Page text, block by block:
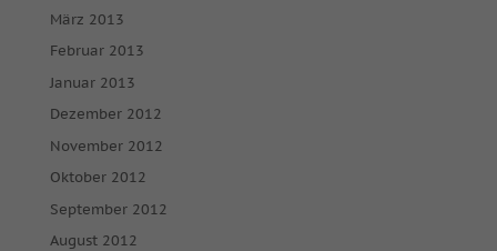
März 2013
Februar 2013
Januar 2013
Dezember 2012
November 2012
Oktober 2012
September 2012
August 2012